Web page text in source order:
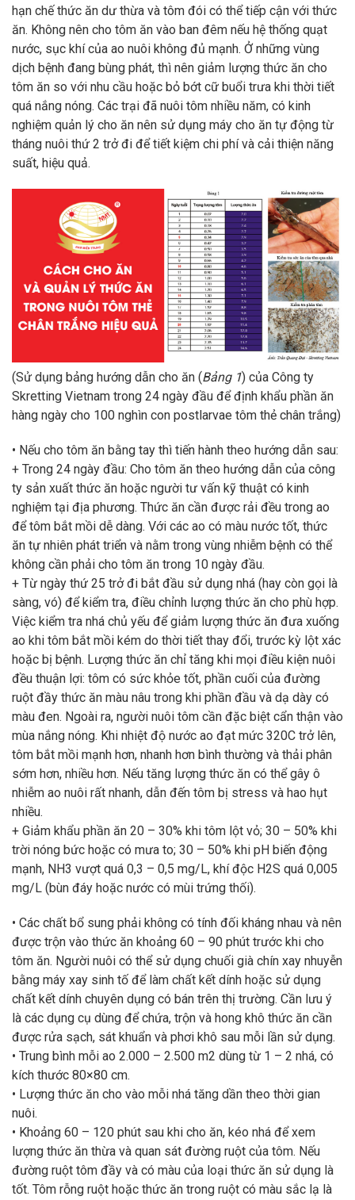
hạn chế thức ăn dư thừa và tôm đói có thể tiếp cận với thức
ăn. Không nên cho tôm ăn vào ban đêm nếu hệ thống quạt
nước, sục khí của ao nuôi không đủ mạnh. Ở những vùng
dịch bệnh đang bùng phát, thì nên giảm lượng thức ăn cho
tôm ăn so với nhu cầu hoặc bỏ bớt cữ buổi trưa khi thời tiết
quá nắng nóng. Các trại đã nuôi tôm nhiều năm, có kinh
nghiệm quản lý cho ăn nên sử dụng máy cho ăn tự động từ
tháng nuôi thứ 2 trở đi để tiết kiệm chi phí và cải thiện năng
suất, hiệu quả.
(Sử dụng bảng hướng dẫn cho ăn (Bảng 1) của Công ty
Skretting Vietnam trong 24 ngày đầu để định khẩu phần ăn
hàng ngày cho 100 nghìn con postlarvae tôm thẻ chân trắng)
• Nếu cho tôm ăn bằng tay thì tiến hành theo hướng dẫn sau:
+ Trong 24 ngày đầu: Cho tôm ăn theo hướng dẫn của công
ty sản xuất thức ăn hoặc người tư vấn kỹ thuật có kinh
nghiệm tại địa phương. Thức ăn cần được rải đều trong ao
để tôm bắt mồi dễ dàng. Với các ao có màu nước tốt, thức
ăn tự nhiên phát triển và nằm trong vùng nhiễm bệnh có thể
không cần phải cho tôm ăn trong 10 ngày đầu.
+ Từ ngày thứ 25 trở đi bắt đầu sử dụng nhá (hay còn gọi là
sàng, vó) để kiểm tra, điều chỉnh lượng thức ăn cho phù hợp.
Việc kiểm tra nhá chủ yếu để giảm lượng thức ăn đưa xuống
ao khi tôm bắt mồi kém do thời tiết thay đổi, trước kỳ lột xác
hoặc bị bệnh. Lượng thức ăn chỉ tăng khi mọi điều kiện nuôi
đều thuận lợi: tôm có sức khỏe tốt, phần cuối của đường
ruột đầy thức ăn màu nâu trong khi phần đầu và dạ dày có
màu đen. Ngoài ra, người nuôi tôm cần đặc biệt cẩn thận vào
mùa nắng nóng. Khi nhiệt độ nước ao đạt mức 320C trở lên,
tôm bắt mồi mạnh hơn, nhanh hơn bình thường và thải phân
sớm hơn, nhiều hơn. Nếu tăng lượng thức ăn có thể gây ô
nhiễm ao nuôi rất nhanh, dẫn đến tôm bị stress và hao hụt
nhiều.
+ Giảm khẩu phần ăn 20 – 30% khi tôm lột vỏ; 30 – 50% khi
trời nóng bức hoặc có mưa to; 30 – 50% khi pH biến động
mạnh, NH3 vượt quá 0,3 – 0,5 mg/L, khí độc H2S quá 0,005
mg/L (bùn đáy hoặc nước có mùi trứng thối).
• Các chất bổ sung phải không có tính đối kháng nhau và nên
được trộn vào thức ăn khoảng 60 – 90 phút trước khi cho
tôm ăn. Người nuôi có thể sử dụng chuối già chín xay nhuyễn
bằng máy xay sinh tố để làm chất kết dính hoặc sử dụng
chất kết dính chuyên dụng có bán trên thị trường. Cần lưu ý
là các dụng cụ dùng để chứa, trộn và hong khô thức ăn cần
được rửa sạch, sát khuẩn và phơi khô sau mỗi lần sử dụng.
• Trung bình mỗi ao 2.000 – 2.500 m2 dùng từ 1 – 2 nhá, có
kích thước 80×80 cm.
• Lượng thức ăn cho vào mỗi nhá tăng dần theo thời gian
nuôi.
• Khoảng 60 – 120 phút sau khi cho ăn, kéo nhá để xem
lượng thức ăn thừa và quan sát đường ruột của tôm. Nếu
đường ruột tôm đầy và có màu của loại thức ăn sử dụng là
tốt. Tôm rỗng ruột hoặc thức ăn trong ruột có màu sắc lạ là